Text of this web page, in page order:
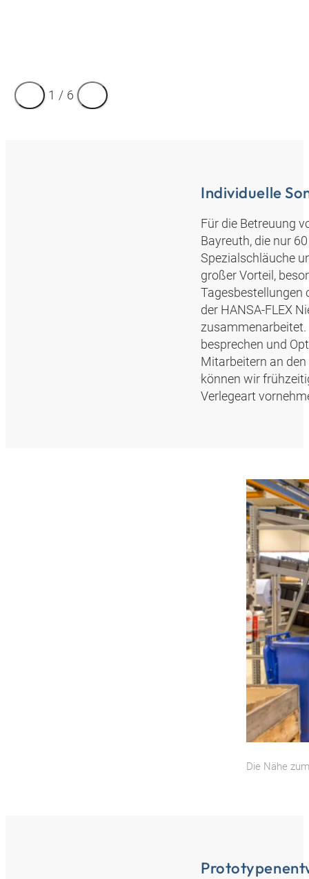
1 / 6
Individuelle
Für die Betreuung
Bayreuth, die nur
Spezialschläuche
großer Vorteil,
Tagesbestellungen
der HANSA‑FLEX
zusammenarbeitet.
besprechen und
Mitarbeitern an
können wir
Verlegeart
Die Nähe